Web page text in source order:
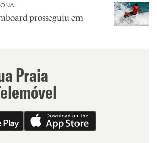
prosseguiu em
Praia